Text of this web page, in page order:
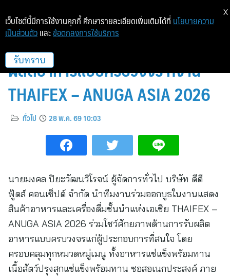
ดีดี ฟู้ดส์ คอนเซ็ปต์ โชว์ศักยภาพผู้
ผลิตอาหารแบบครบวงจร ที่งาน
THAIFEX – ANUGA ASIA 2026
ทั่วไป 28 พ.ค. 69 10:03
นายมงคล ปิยะวัฒนวิโรจน์ ผู้จัดการทั่วไป บริษัท ดีดี
ฟู้ดส์ คอนเซ็ปต์ จำกัด นำทีมงานร่วมออกบูธในงานแสดง
สินค้าอาหารและเครื่องดื่มชั้นนำแห่งเอเชีย THAIFEX –
ANUGA ASIA 2026 ร่วมโชว์ศักยภาพด้านการรับผลิต
อาหารแบบครบวงจรแก่ผู้ประกอบการที่สนใจ โดย
ครอบคลุมทุกหมวดหมู่เมนู ทั้งอาหารแช่แข็งพร้อมทาน
เนื้อสัตว์ปรุงสุกแช่แข็งพร้อมทาน ซอสอเนกประสงค์ ภาย
เว็บไซต์นี้มีการใช้งานคุกกี้ ศึกษารายละเอียดเพิ่มเติมได้ที่ นโยบายความ
เป็นส่วนตัว และ ข้อตกลงการใช้บริการ
รับทราบ
X